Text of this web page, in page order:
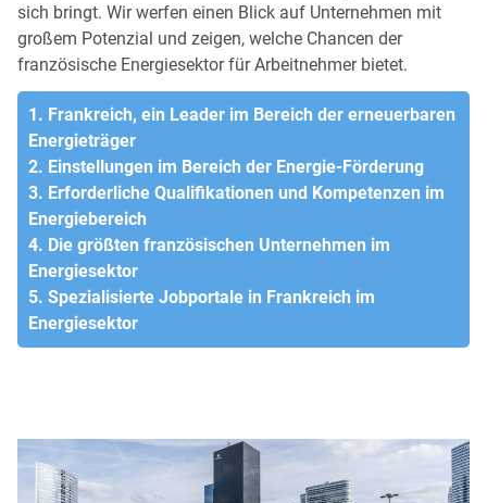
sich bringt. Wir werfen einen Blick auf Unternehmen mit
großem Potenzial und zeigen, welche Chancen der
französische Energiesektor für Arbeitnehmer bietet.
1. Frankreich, ein Leader im Bereich der erneuerbaren
Energieträger
2. Einstellungen im Bereich der Energie-Förderung
3. Erforderliche Qualifikationen und Kompetenzen im
Energiebereich
4. Die größten französischen Unternehmen im
Energiesektor
5. Spezialisierte Jobportale in Frankreich im
Energiesektor